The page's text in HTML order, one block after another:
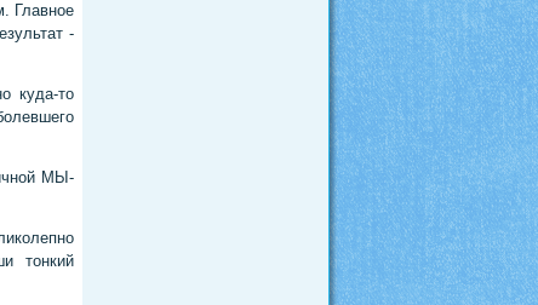
Главное
-
куда-то
МЫ-
тонкий